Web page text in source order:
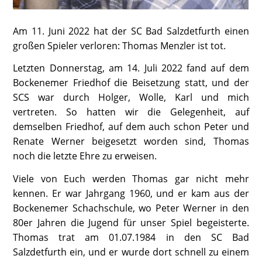
Am 11. Juni 2022 hat der SC Bad Salzdetfurth einen
großen Spieler verloren: Thomas Menzler ist tot.
Letzten Donnerstag, am 14. Juli 2022 fand auf dem
Bockenemer Friedhof die Beisetzung statt, und der
SCS war durch Holger, Wolle, Karl und mich
vertreten. So hatten wir die Gelegenheit, auf
demselben Friedhof, auf dem auch schon Peter und
Renate Werner beigesetzt worden sind, Thomas
noch die letzte Ehre zu erweisen.
Viele von Euch werden Thomas gar nicht mehr
kennen. Er war Jahrgang 1960, und er kam aus der
Bockenemer Schachschule, wo Peter Werner in den
80er Jahren die Jugend für unser Spiel begeisterte.
Thomas trat am 01.07.1984 in den SC Bad
Salzdetfurth ein, und er wurde dort schnell zu einem